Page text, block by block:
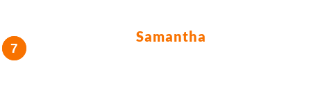
Samantha